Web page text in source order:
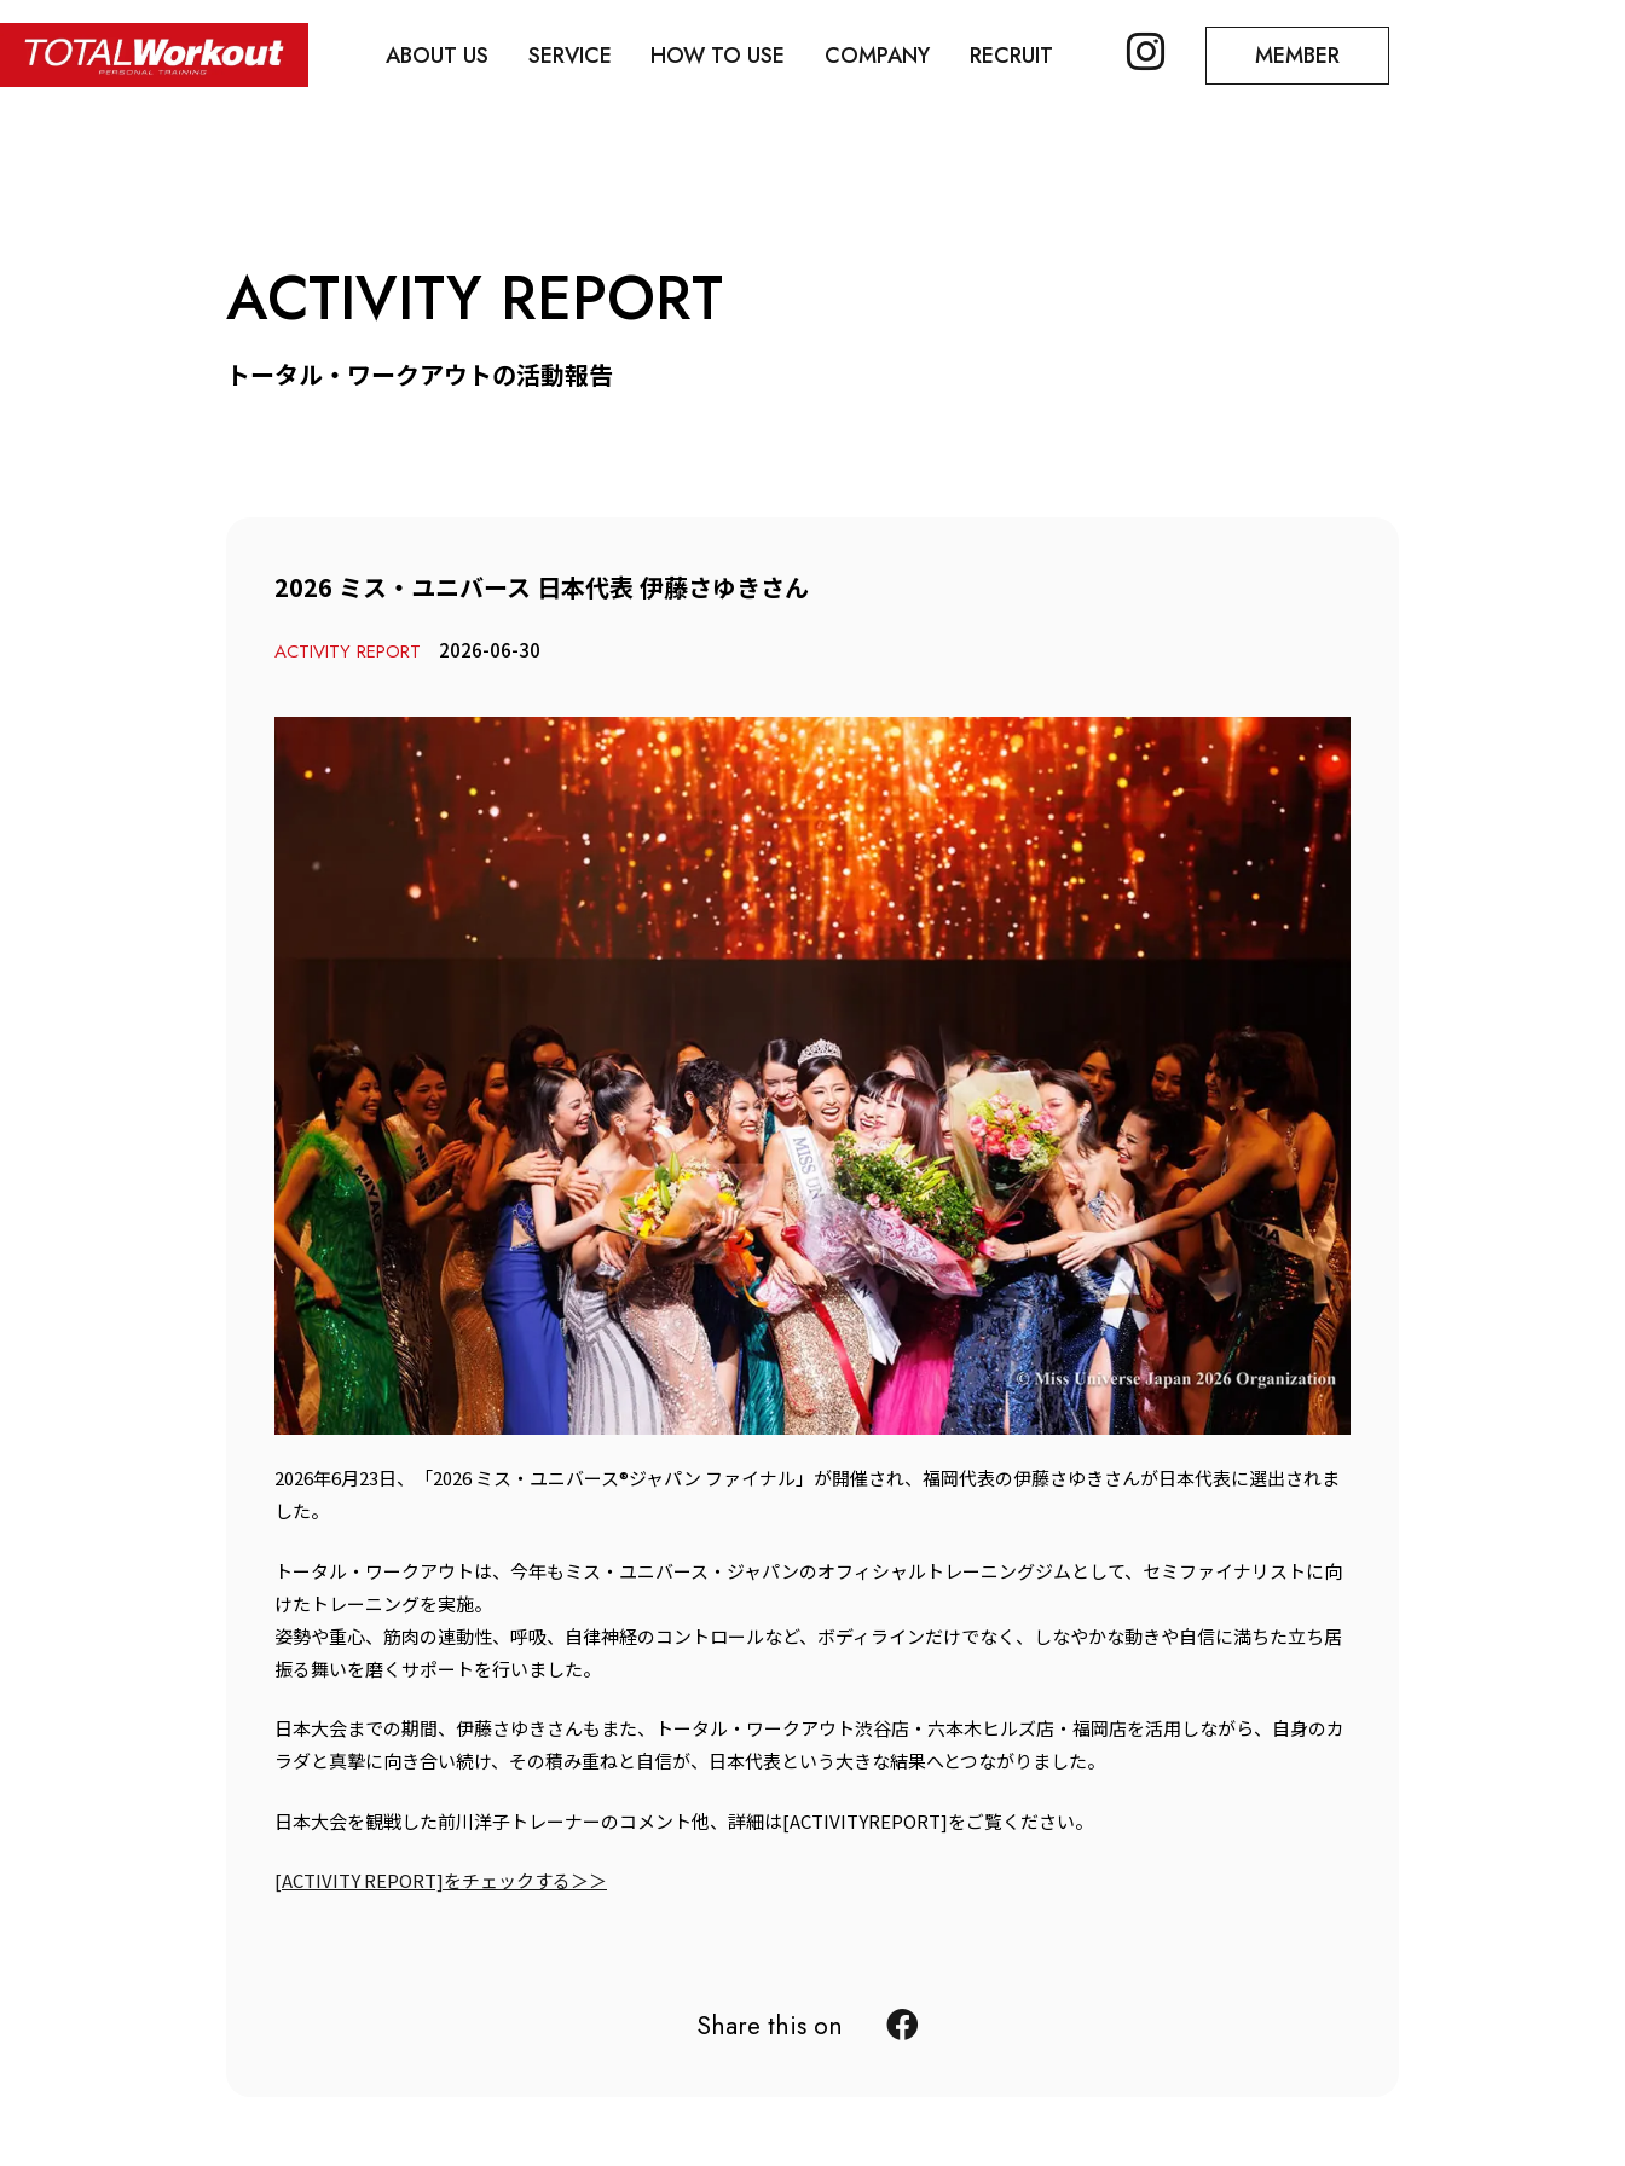
ABOUT US SERVICE HOW TO USE COMPANY RECRUIT MEMBER
ACTIVITY REPORT
トータル・ワークアウトの活動報告
2026 ミス・ユニバース 日本代表 伊藤さゆきさん
ACTIVITY REPORT 2026-06-30
2026年6月23日、「2026 ミス・ユニバース®ジャパン ファイナル」が開催され、福岡代表の伊藤さゆきさんが日本代表に選出されま
した。
トータル・ワークアウトは、今年もミス・ユニバース・ジャパンのオフィシャルトレーニングジムとして、セミファイナリストに向
けたトレーニングを実施。
姿勢や重心、筋肉の連動性、呼吸、自律神経のコントロールなど、ボディラインだけでなく、しなやかな動きや自信に満ちた立ち居
振る舞いを磨くサポートを行いました。
日本大会までの期間、伊藤さゆきさんもまた、トータル・ワークアウト渋谷店・六本木ヒルズ店・福岡店を活用しながら、自身のカ
ラダと真摯に向き合い続け、その積み重ねと自信が、日本代表という大きな結果へとつながりました。
日本大会を観戦した前川洋子トレーナーのコメント他、詳細は[ACTIVITYREPORT]をご覧ください。
[ACTIVITY REPORT]をチェックする＞＞
Share this on